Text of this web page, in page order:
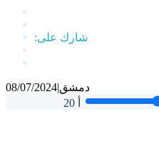
08/07/2024|دمشق
20